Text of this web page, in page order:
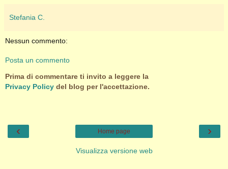
Stefania C.
Nessun commento:
Posta un commento
Prima di commentare ti invito a leggere la
Privacy Policy del blog per l'accettazione.
‹ ›
Home page
Visualizza versione web